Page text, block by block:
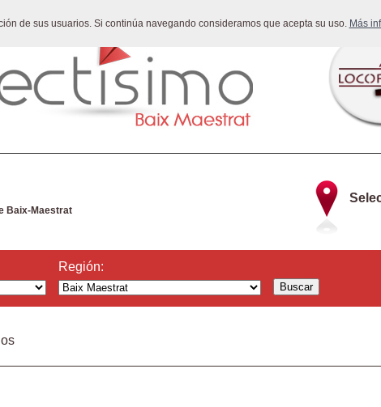
de sus usuarios. Si continúa navegando consideramos que acepta su uso. Más
Baix-Maestrat
Región: